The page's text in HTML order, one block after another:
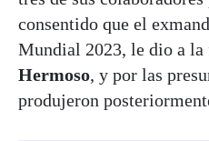
consentido que el
Mundial 2023, le dio a
Hermoso, y por las
produjeron